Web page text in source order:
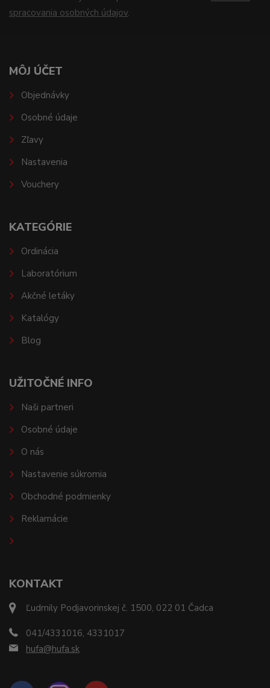
spracovania osobných údajov.
KONTAKT
Ľudmily Podjavorinskej č. 1500, 022 01 Čadca
041/4331016, 4331017
hufa@hufa.sk
MÔJ ÚČET
Objednávky
Osobné údaje
Zľavy
Nastavenia
Vouchery
KATEGÓRIE
Ordinácia
Laboratórium
Akčné letáky
Katalógy
Blog
UŽITOČNÉ INFO
Naši partneri
Osobné údaje
O nás
Nastavenie súkromia
Obchodné podmienky
Reklamácie